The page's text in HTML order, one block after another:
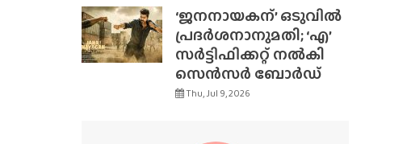
‘ജനനായകന്’ ഒടുവിൽ
പ്രദർശനാനുമതി; ‘എ’
സർട്ടിഫിക്കറ്റ് നൽകി
സെൻസർ ബോർഡ്
Thu, Jul 9, 2026